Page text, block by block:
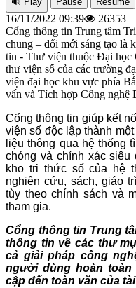
16/11/2022 09:39
26353
Cổng thông tin Trung tâm
chung – đổi mới sáng tạo là
tin - Thư viện thuộc Đại
thư viện số của các trường
viện đại học khu vực phía
vấn và Tích hợp Công
Cổng thông tin giúp kết
viện số độc lập thành
liệu thông qua hệ thống
chóng và chính xác
kho tri thức số của hệ
nghiên cứu, sách, giáo
tùy theo chính sách và
tham gia.
Cổng thông tin Trung
thông tin về các thư
cả giải pháp công
người dùng hoàn
cập đến toàn văn của